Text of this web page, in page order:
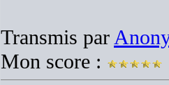
Transmis par
Mon score :